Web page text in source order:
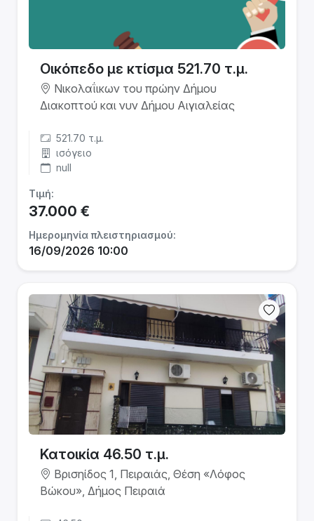
Οικόπεδο με κτίσμα 521.70 τ.μ.
Νικολαΐικων του πρώην Δήμου
Διακοπτού και νυν Δήμου Αιγιαλείας
521.70 τ.μ.
ισόγειο
null
Τιμή:
37.000 €
Ημερομηνία πλειστηριασμού:
16/09/2026 10:00
Κατοικία 46.50 τ.μ.
Βρισηίδος 1, Πειραιάς, Θέση «Λόφος
Βώκου», Δήμος Πειραιά